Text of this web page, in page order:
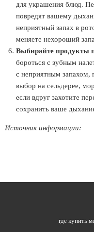
для украшения блюд.
повредят вашему
неприятный запах в
меняете нехороший
Выбирайте продукты
бороться с зубным
с неприятным запахом,
выбор на сельдерее,
если вдруг захотите
сохранить ваше
Источник информации:
где купить